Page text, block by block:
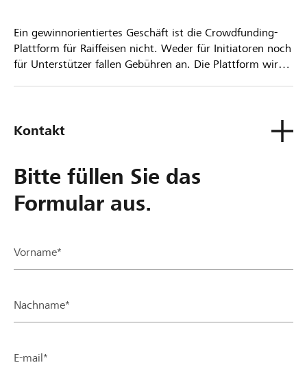
Ein gewinnorientiertes Geschäft ist die Crowdfunding-
Plattform für Raiffeisen nicht. Weder für Initiatoren noch
für Unterstützer fallen Gebühren an. Die Plattform wird
Kontakt
Bitte füllen Sie das
Formular aus.
Vorname*
Nachname*
E-mail*